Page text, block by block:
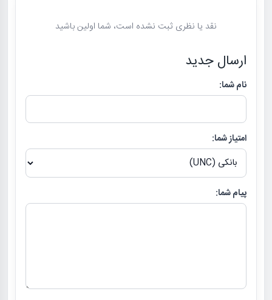
نقد یا نظری ثبت نشده است، شما اولین باشید
ارسال جدید
نام شما:
امتیاز شما:
پیام شما: